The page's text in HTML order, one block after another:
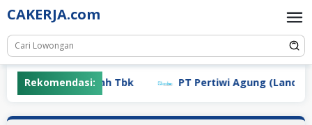
Skip
to
content
CAKERJA.com
Rekomendasi:
PT Mayora Indah Tbk PT Pertiwi Agung (Landson)